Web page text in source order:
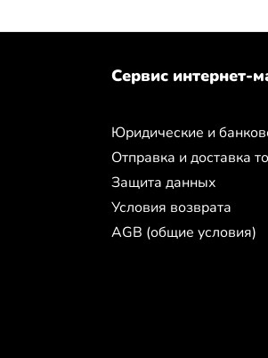
Сервис интернет-
Юридические и
Отправка и доставка
Защита данных
Условия возврата
AGB (общие условия)